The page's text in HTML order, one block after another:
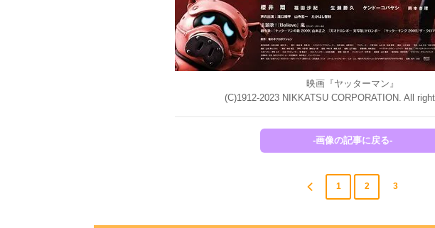
映画『ヤッターマン』
(C)1912-2023 NIKKATSU CORPORATION. All
-画像の記事に戻る-
1 2 3